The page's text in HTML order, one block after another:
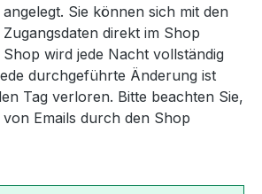
Sie können sich mit den
direkt im Shop
wird jede Nacht vollständig
durchgeführte Änderung ist
Tag verloren. Bitte beachten Sie,
Emails durch den Shop